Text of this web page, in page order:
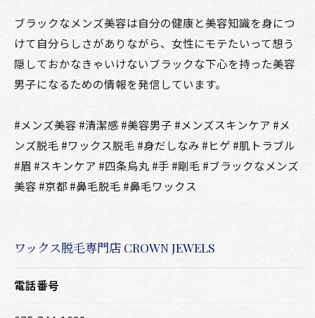
ブラックなメンズ美容は自分の健康と美容知識を身につ
けて自分らしさがありながら、女性にモテたいって想う
隠しておかなきゃいけないブラックな下心を持った美容
男子になるための情報を発信しています。
#メンズ美容 #清潔感 #美容男子 #メンズスキンケア #メ
ンズ脱毛 #ワックス脱毛 #身だしなみ #ヒゲ #肌トラブル
#眉 #スキンケア #四条烏丸 #手 #剛毛 #ブラックなメンズ
美容 #京都 #鼻毛脱毛 #鼻毛ワックス
ワックス脱毛専門店 CROWN JEWELS
電話番号